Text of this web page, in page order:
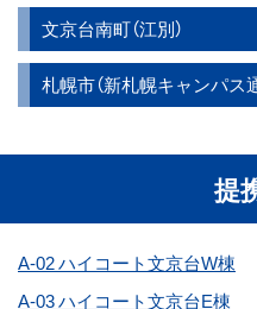
文京台南町（江別）
札幌市（新札幌キャンパス
提
A-02 ハイコート文京台W棟
A-03 ハイコート文京台E棟